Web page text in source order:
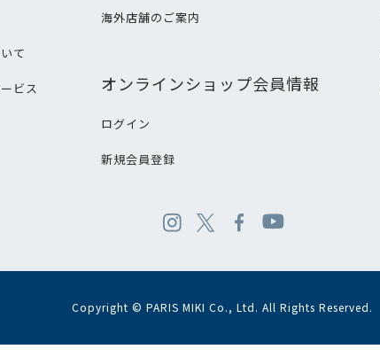
て
ビス
海外店舗のご案内
オンラインショップ会員情報
ログイン
新規会員登録
Copyright © PARIS MIKI Co., Ltd. All Rights Reserved.